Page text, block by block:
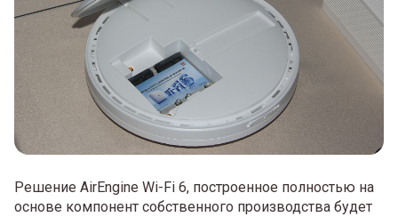
Решение AirEngine Wi-Fi 6, построенное полностью на
основе компонент собственного производства будет